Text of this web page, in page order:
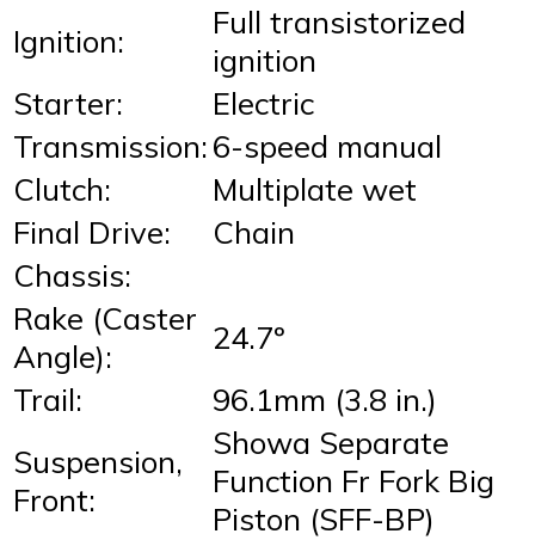
Ignition:
Full transistorized
ignition
Starter:
Electric
Transmission:6-speed manual
Clutch:
Multiplate wet
Final Drive:
Chain
Chassis:
Rake (Caster
Angle):
24.7º
Trail:
96.1mm (3.8 in.)
Suspension,
Front:
Showa Separate
Function Fr Fork Big
Piston (SFF-BP)